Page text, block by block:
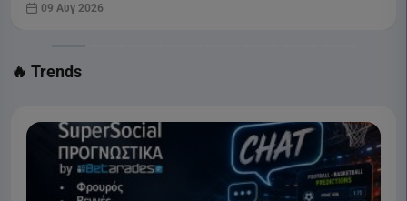
09 Αυγ 2026
🔥 Trends